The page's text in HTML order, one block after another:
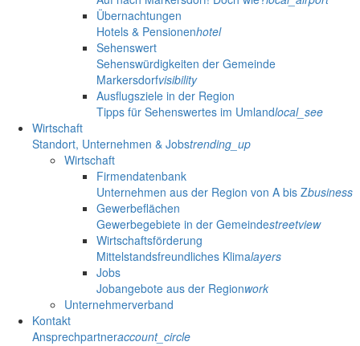
Übernachtungen
Hotels & Pensionenhotel
Sehenswert
Sehenswürdigkeiten der Gemeinde
Markersdorfvisibility
Ausflugsziele in der Region
Tipps für Sehenswertes im Umlandlocal_see
Wirtschaft
Standort, Unternehmen & Jobstrending_up
Wirtschaft
Firmendatenbank
Unternehmen aus der Region von A bis Zbusiness
Gewerbeflächen
Gewerbegebiete in der Gemeindestreetview
Wirtschaftsförderung
Mittelstandsfreundliches Klimalayers
Jobs
Jobangebote aus der Regionwork
Unternehmerverband
Kontakt
Ansprechpartneraccount_circle